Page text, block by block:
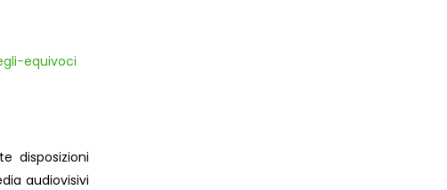
equivoci
disposizioni
audiovisivi